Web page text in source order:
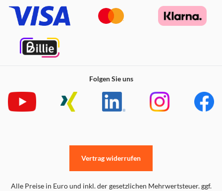
Folgen Sie uns
Alle Preise in Euro und inkl. der gesetzlichen Mehrwertsteuer. ggf.
Vertrag widerrufen